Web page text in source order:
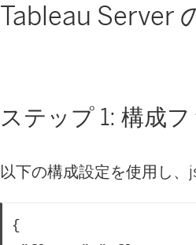
ク
く
Tableau Server
ステップ 1: 構成
以下の構成設定を使用し、
{